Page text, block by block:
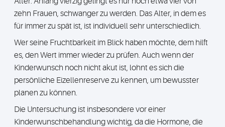
zehn Frauen, schwanger zu werden. Das Alter, in dem es
für immer zu spät ist, ist individuell sehr unterschiedlich.
Wer seine Fruchtbarkeit im Blick haben möchte, dem hilft
es, den Wert immer wieder zu prüfen. Auch wenn der
Kinderwunsch noch nicht akut ist, lohnt es sich die
persönliche Eizellenreserve zu kennen, um bewusster
planen zu können.
Die Untersuchung ist insbesondere vor einer
Kinderwunschbehandlung wichtig, da die Hormone, die